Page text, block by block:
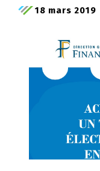
18 mars 2019